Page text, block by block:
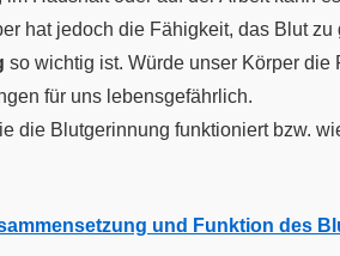
hat jedoch die Fähigkeit, das Blut
so wichtig ist. Würde unser Körper die
für uns lebensgefährlich.
die Blutgerinnung funktioniert bzw.
und Funktion des